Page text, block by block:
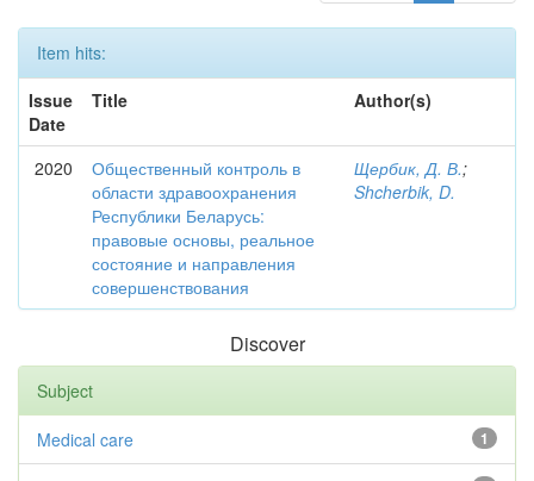
Item hits:
Issue
Date
Title Author(s)
2020
Общественный контроль в
области здравоохранения
Республики Беларусь:
правовые основы, реальное
состояние и направления
совершенствования
Щербик, Д. В.;
Shcherbik, D.
Discover
Subject
1
Medical care